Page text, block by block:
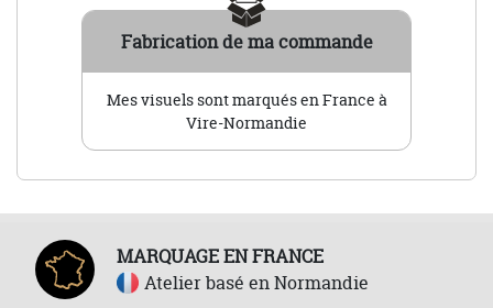
Fabrication de ma commande
Mes visuels sont marqués en France à
Vire-Normandie
MARQUAGE EN FRANCE
Atelier basé en Normandie